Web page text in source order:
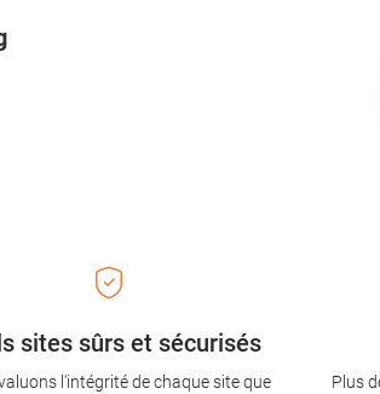
sites sûrs et sécurisés
l'intégrité de chaque site que
Plus